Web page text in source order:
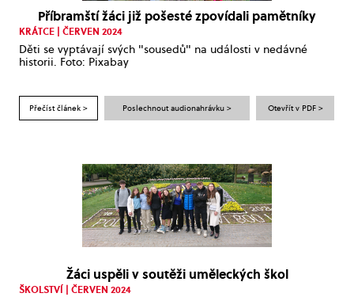
Příbramští žáci již pošesté zpovídali pamětníky
KRÁTCE | ČERVEN 2024
Děti se vyptávají svých "sousedů" na události v nedávné
historii. Foto: Pixabay
Přečíst článek > Poslechnout audionahrávku > Otevřít v PDF >
Žáci uspěli v soutěži uměleckých škol
ŠKOLSTVÍ | ČERVEN 2024